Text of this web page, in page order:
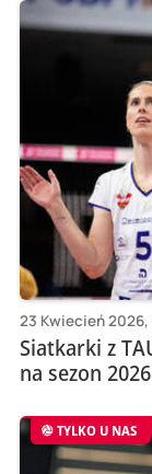
23 Kwiecień 2026,
Siatkarki z
na sezon 2026
TYLKO U NAS